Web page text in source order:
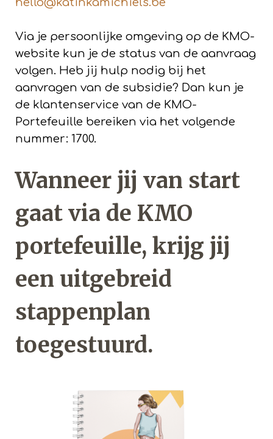
hello@katinkamichiels.be
Via je persoonlijke omgeving op de KMO-
website kun je de status van de aanvraag
volgen. Heb jij hulp nodig bij het
aanvragen van de subsidie? Dan kun je
de klantenservice van de KMO-
Portefeuille bereiken via het volgende
nummer: 1700.
Wanneer jij van start
gaat via de KMO
portefeuille, krijg jij
een uitgebreid
stappenplan
toegestuurd.